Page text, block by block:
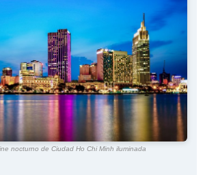
nocturno de Ciudad Ho Chi Minh iluminada